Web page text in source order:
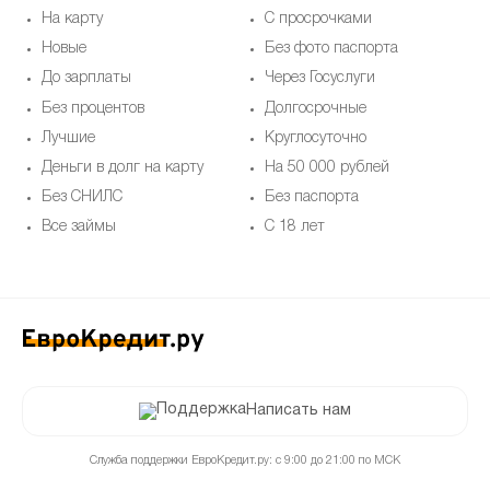
На карту
Новые
До зарплаты
Без процентов
Лучшие
Деньги в долг на карту
Без СНИЛС
Все займы
С просрочками
Без фото паспорта
Через Госуслуги
Долгосрочные
Круглосуточно
На 50 000 рублей
Без паспорта
С 18 лет
Написать нам
Служба поддержки ЕвроКредит.ру: с 9:00 до 21:00 по МСК